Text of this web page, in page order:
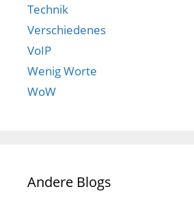
Technik
Verschiedenes
VoIP
Wenig Worte
WoW
Andere Blogs